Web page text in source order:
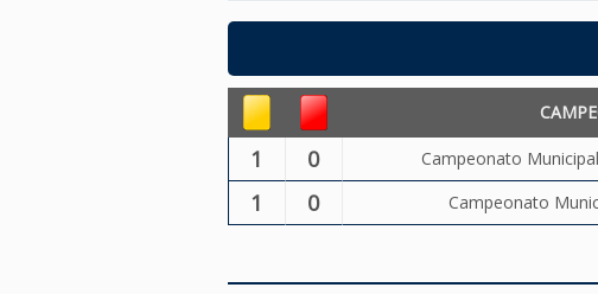
1 0 Campeonato
1 0 Campeonato